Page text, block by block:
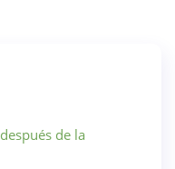
de la